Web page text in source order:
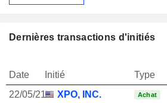
Dernières transactions d'initiés
Date Initié Type
22/05/21
XPO, INC. Achat